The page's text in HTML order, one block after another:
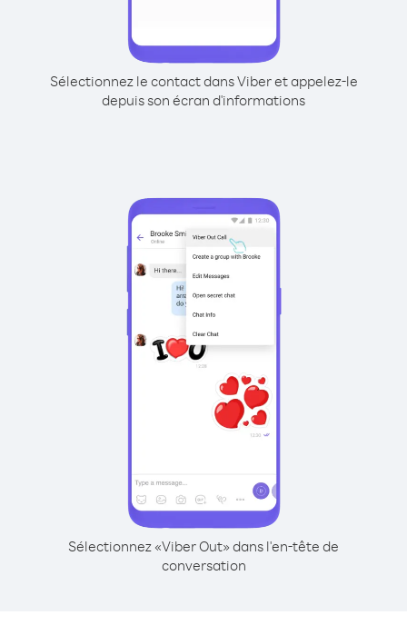
Sélectionnez le contact dans Viber et appelez-le
depuis son écran d'informations
Sélectionnez «Viber Out» dans l'en-tête de
conversation